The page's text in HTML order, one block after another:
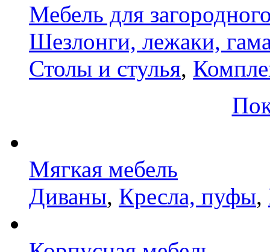
Мебель для
Шезлонги, лежаки,
Столы и стулья,
Мягкая мебель
Диваны, Кресла, пуфы,